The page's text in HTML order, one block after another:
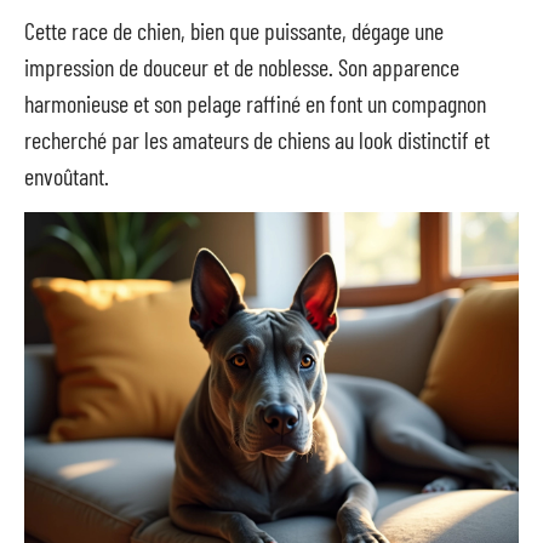
Cette race de chien, bien que puissante, dégage une
impression de douceur et de noblesse. Son apparence
harmonieuse et son pelage raffiné en font un compagnon
recherché par les amateurs de chiens au look distinctif et
envoûtant.